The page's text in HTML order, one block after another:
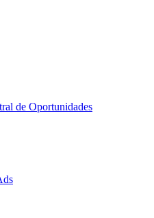
de Oportunidades